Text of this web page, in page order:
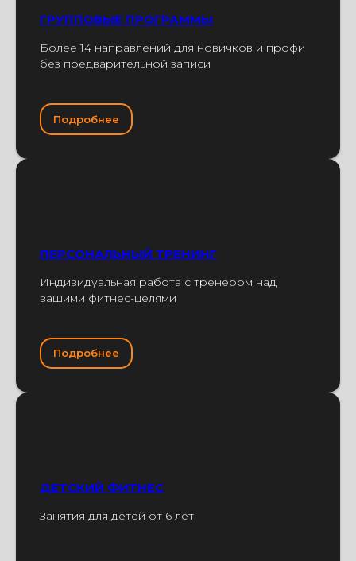
ГРУППОВЫЕ ПРОГРАММЫ
Более 14 направлений для новичков и профи
без предварительной записи
Подробнее
ПЕРСОНАЛЬНЫЙ ТРЕНИНГ
Индивидуальная работа с тренером над
вашими фитнес-целями
Подробнее
ДЕТСКИЙ ФИТНЕС
Занятия для детей от 6 лет